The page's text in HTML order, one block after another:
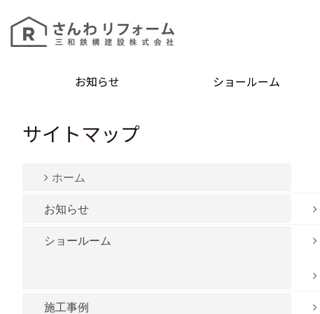
お知らせ ショールーム
サイトマップ
ホーム
お知らせ
ショールーム
施工事例